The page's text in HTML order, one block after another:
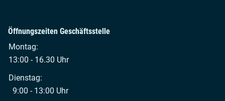
Öffnungszeiten Geschäftsstelle
Montag:
13:00 - 16.30 Uhr
Dienstag:
9:00 - 13:00 Uhr